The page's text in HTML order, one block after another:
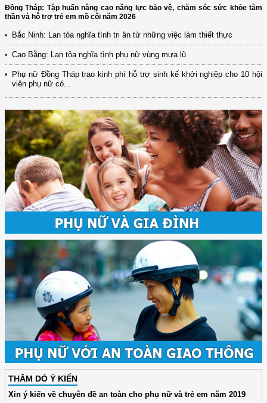
Đồng Tháp: Tập huấn nâng cao năng lực bảo vệ, chăm sóc sức khỏe tâm
thần và hỗ trợ trẻ em mồ côi năm 2026
Bắc Ninh: Lan tỏa nghĩa tình tri ân từ những việc làm thiết thực
Cao Bằng: Lan tỏa nghĩa tình phụ nữ vùng mưa lũ
Phụ nữ Đồng Tháp trao kinh phí hỗ trợ sinh kế khởi nghiệp cho 10 hội
viên phụ nữ có...
THĂM DÒ Ý KIẾN
Xin ý kiến về chuyên đề an toàn cho phụ nữ và trẻ em năm 2019